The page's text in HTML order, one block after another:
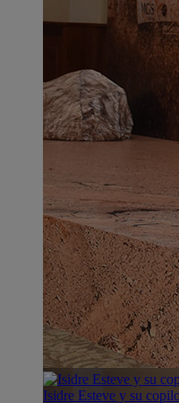
Isidre Esteve y su